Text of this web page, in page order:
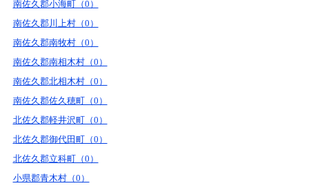
南佐久郡小海町（0）
南佐久郡川上村（0）
南佐久郡南牧村（0）
南佐久郡南相木村（0）
南佐久郡北相木村（0）
南佐久郡佐久穂町（0）
北佐久郡軽井沢町（0）
北佐久郡御代田町（0）
北佐久郡立科町（0）
小県郡青木村（0）